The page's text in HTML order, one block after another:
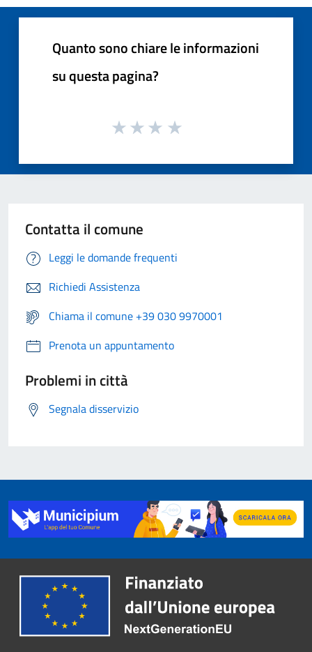
Quanto sono chiare le informazioni
su questa pagina?
Contatta il comune
Leggi le domande frequenti
Richiedi Assistenza
Chiama il comune +39 030 9970001
Prenota un appuntamento
Problemi in città
Segnala disservizio